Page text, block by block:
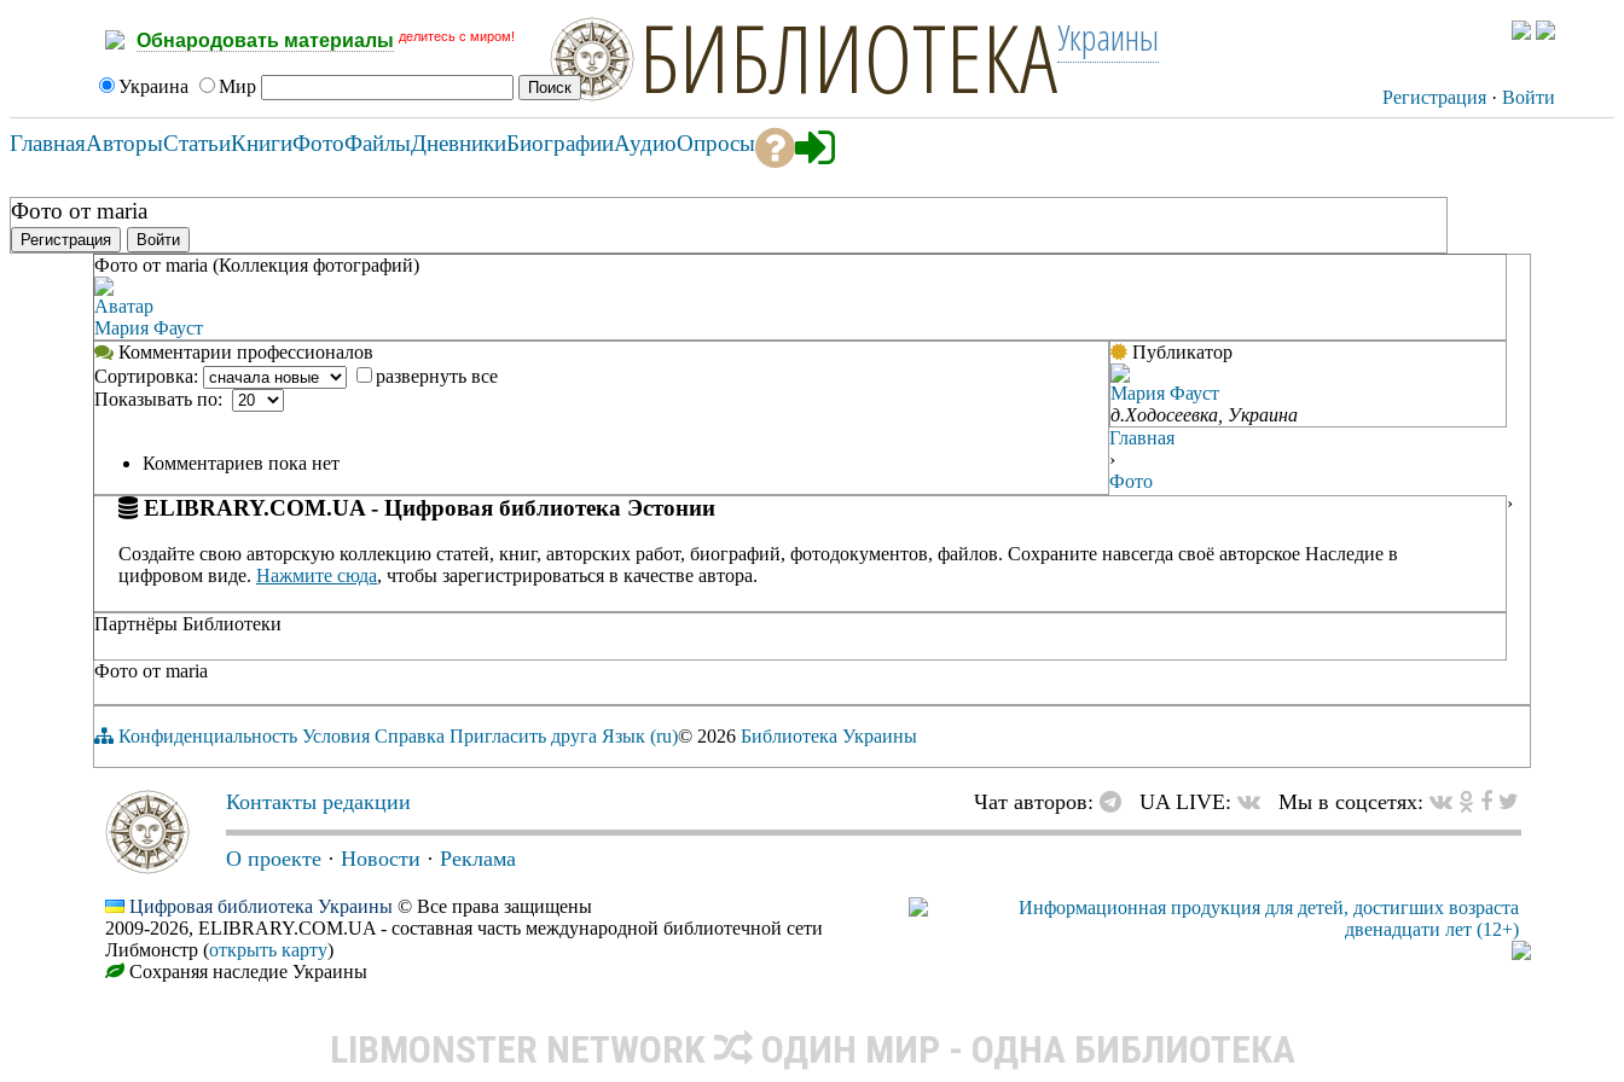
Обнародовать материалы делитесь с миром!
Украина Мир БИБЛИОТЕКАУкраины
Регистрация · Войти
ГлавнаяАвторыСтатьиКнигиФотоФайлыДневникиБиографииАудиоОпросы
Фото от maria
Регистрация Войти
Фото от maria (Коллекция фотографий)
Аватар
Мария Фауст
Комментарии профессионалов
Сортировка:
развернуть все
Показывать по:
Комментариев пока нет
Публикатор
Мария Фауст
д.Ходосеевка, Украина
ELIBRARY.COM.UA - Цифровая библиотека Эстонии
Создайте свою авторскую коллекцию статей, книг, авторских работ, биографий, фотодокументов, файлов. Сохраните навсегда своё авторское Наследие в
цифровом виде. Нажмите сюда, чтобы зарегистрироваться в качестве автора.
Партнёры Библиотеки
Главная
›
Фото
›
Фото от maria
Конфиденциальность Условия Справка Пригласить друга Язык (ru)© 2026 Библиотека Украины
Контакты редакции Чат авторов: UA LIVE: Мы в соцсетях:
О проекте · Новости · Реклама
Цифровая библиотека Украины © Все права защищены
2009-2026, ELIBRARY.COM.UA - составная часть международной библиотечной сети
Либмонстр (открыть карту)
Сохраняя наследие Украины
LIBMONSTER NETWORK ОДИН МИР - ОДНА БИБЛИОТЕКА